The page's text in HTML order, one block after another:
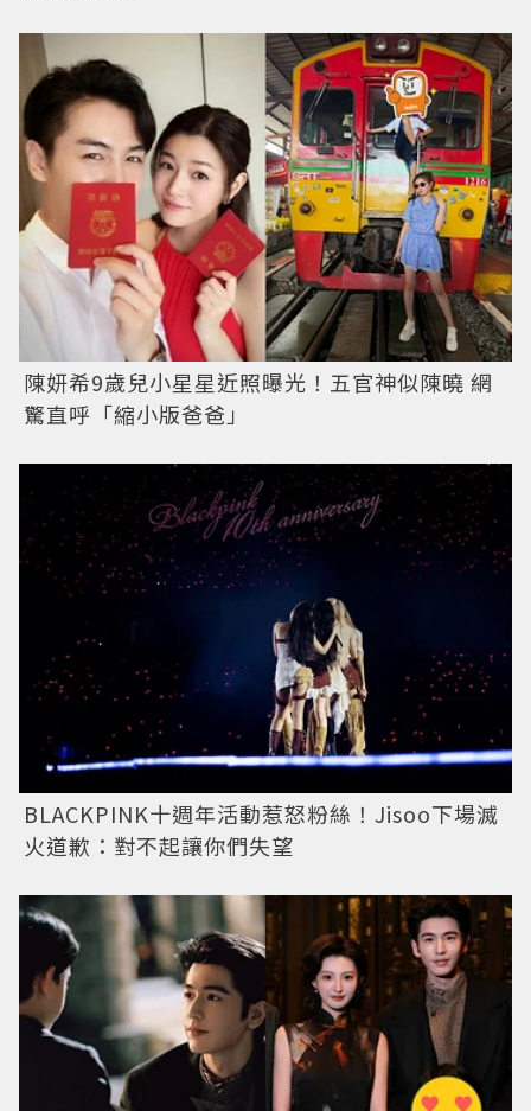
陳妍希9歲兒小星星近照曝光！五官神似陳曉 網
驚直呼「縮小版爸爸」
BLACKPINK十週年活動惹怒粉絲！Jisoo下場滅
火道歉：對不起讓你們失望